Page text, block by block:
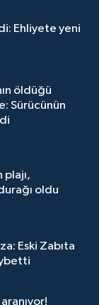
Ehliyete yeni
öldüğü
Sürücünün
plajı,
oldu
Eski Zabıta